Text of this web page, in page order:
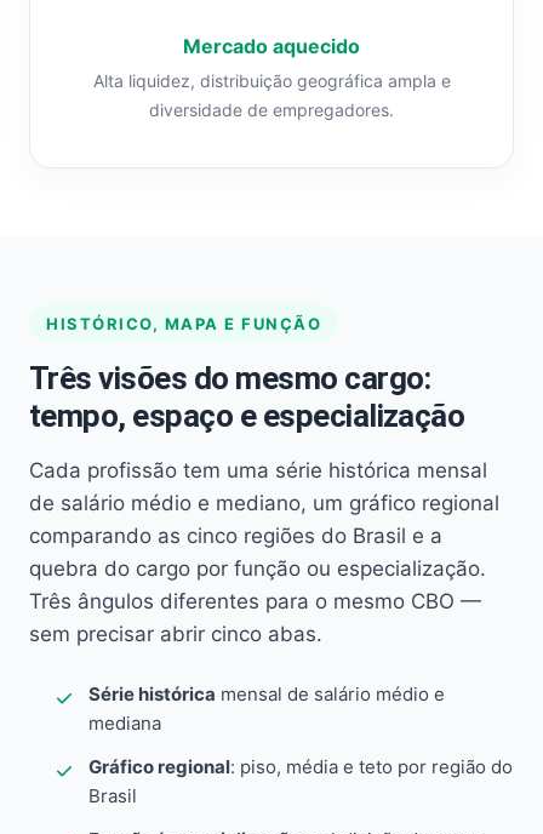
Mercado aquecido
Alta liquidez, distribuição geográfica ampla e
diversidade de empregadores.
HISTÓRICO, MAPA E FUNÇÃO
Três visões do mesmo cargo:
tempo, espaço e especialização
Cada profissão tem uma série histórica mensal
de salário médio e mediano, um gráfico regional
comparando as cinco regiões do Brasil e a
quebra do cargo por função ou especialização.
Três ângulos diferentes para o mesmo CBO —
sem precisar abrir cinco abas.
Série histórica mensal de salário médio e
mediana
Gráfico regional: piso, média e teto por região do
Brasil